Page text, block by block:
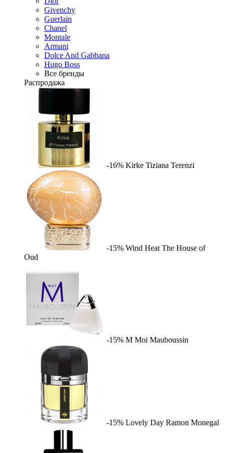
Givenchy
Guerlain
Chanel
Montale
Armani
Dolce And Gabbana
Hugo Boss
Все бренды
Распродажа
-16% Kirke Tiziana Terenzi
-15% Wind Heat The House of
Oud
-15% M Moi Mauboussin
-15% Lovely Day Ramon Monegal